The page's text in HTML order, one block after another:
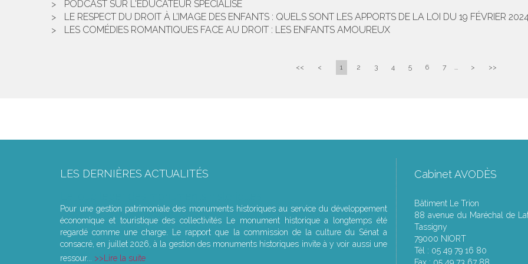
PODCAST SUR L'ÉDUCATEUR SPÉCIALISÉ
LE RESPECT DU DROIT À L’IMAGE DES ENFANTS : QUELS SONT LES APPORTS DE LA LOI DU 19 FÉVRIER
LES COMÉDIES ROMANTIQUES FACE AU DROIT : LES ENFANTS AMOUREUX
<< < 1 2 3 4 5 6 7 ... > >>
LES DERNIÈRES ACTUALITÉS
Pour une gestion patrimoniale des monuments historiques au service du développement
économique et touristique des collectivités Le monument historique a longtemps été
regardé comme une charge. Le rapport que la commission de la culture du Sénat a
consacré, en juillet 2026, à la gestion des monuments historiques invite à y voir aussi une
ressour...
Lire la suite
Cabinet AVODÈS
Bâtiment Le Trion
88 avenue du Maréchal de
Tassigny
79000 NIORT
Tél : 05 49 79 16 80